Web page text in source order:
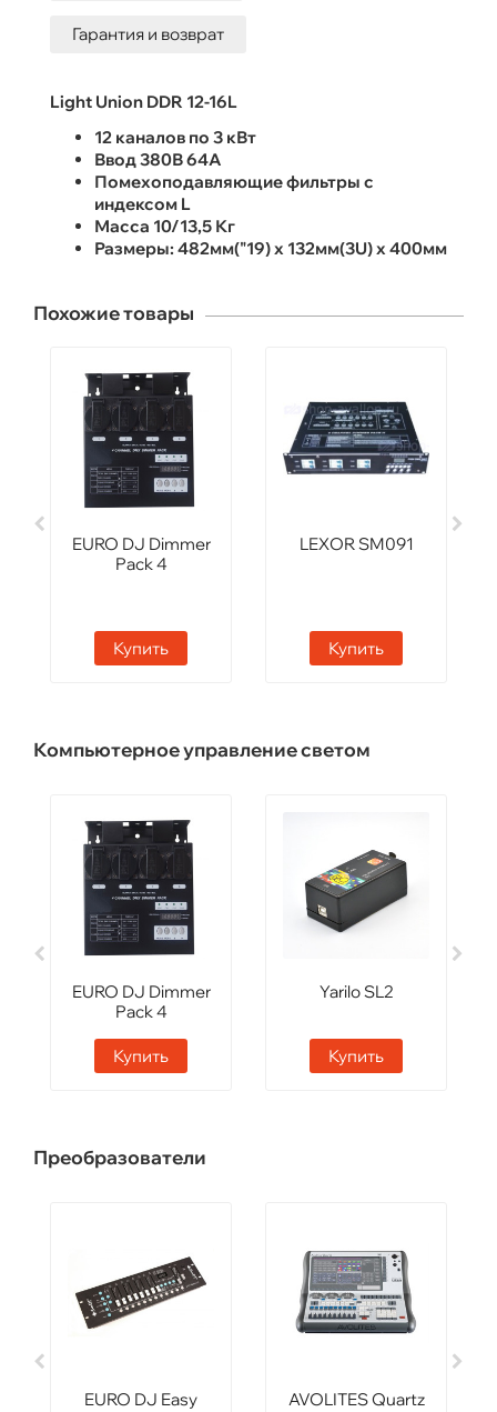
Гарантия и возврат
Light Union DDR 12-16L
12 каналов по 3 кВт
Ввод 380В 64А
Помехоподавляющие фильтры с
индексом L
Масса 10/13,5 Кг
Размеры: 482мм("19) х 132мм(3U) х 400мм
Похожие товары
EURO DJ Dimmer
Pack 4
Купить
LEXOR SM091
Купить
Компьютерное управление светом
EURO DJ Dimmer
Pack 4
Купить
Yarilo SL2
Купить
Преобразователи
EURO DJ Easy
AVOLITES Quartz